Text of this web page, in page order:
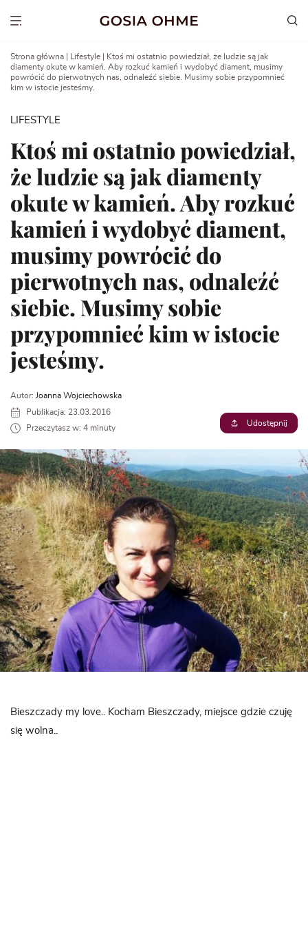
Show menu
Strona główna Lifestyle
Ktoś mi ostatnio powiedział, że ludzie są jak
diamenty okute w kamień. Aby rozkuć kamień i wydobyć diament, musimy
powrócić do pierwotnych nas, odnaleźć siebie. Musimy sobie przypomnieć
kim w istocie jesteśmy.
LIFESTYLE
Ktoś mi ostatnio powiedział,
że ludzie są jak diamenty
okute w kamień. Aby rozkuć
kamień i wydobyć diament,
musimy powrócić do
pierwotnych nas, odnaleźć
siebie. Musimy sobie
przypomnieć kim w istocie
jesteśmy.
Autor: Joanna Wojciechowska
Publikacja: 23.03.2016
Przeczytasz w: 4 minuty
Udostępnij
Bieszczady my love.. Kocham Bieszczady, miejsce gdzie czuję
się wolna..